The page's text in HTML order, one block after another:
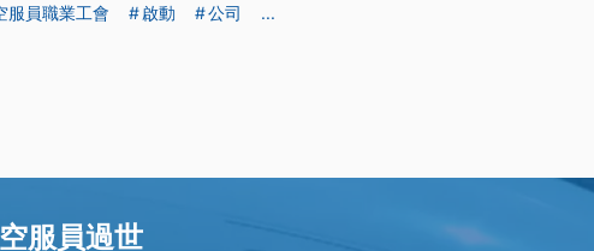
服員職業工會 啟動 公司 ...
服員過世